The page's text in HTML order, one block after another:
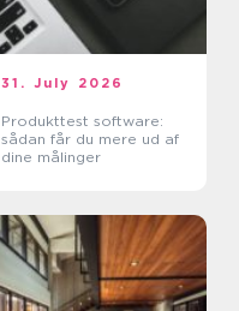
31. July 2026
Produkttest software:
sådan får du mere ud af
dine målinger